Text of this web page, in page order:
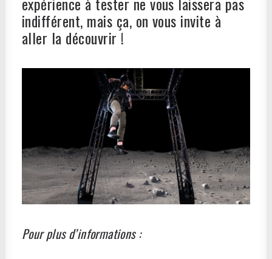
indifférent, mais ça, on vous invite à
aller la découvrir !
Pour plus d’informations :